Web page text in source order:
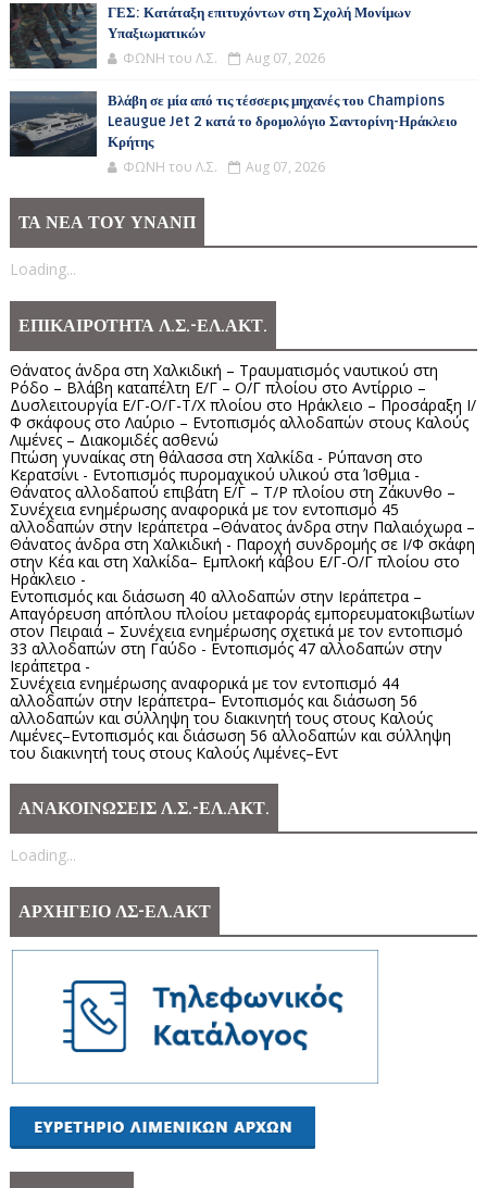
ΓΕΣ: Κατάταξη επιτυχόντων στη Σχολή Μονίμων
Υπαξιωματικών
ΦΩΝΗ του Λ.Σ. Aug 07, 2026
Βλάβη σε μία από τις τέσσερις μηχανές του Champions
Leaugue Jet 2 κατά το δρομολόγιο Σαντορίνη-Ηράκλειο
Κρήτης
ΦΩΝΗ του Λ.Σ. Aug 07, 2026
ΤΑ ΝΕΑ ΤΟΥ ΥΝΑΝΠ
Loading...
ΕΠΙΚΑΙΡΟΤΗΤΑ Λ.Σ.-ΕΛ.ΑΚΤ.
Θάνατος άνδρα στη Χαλκιδική – Τραυματισμός ναυτικού στη
Ρόδο – Βλάβη καταπέλτη Ε/Γ – Ο/Γ πλοίου στο Αντίρριο –
Δυσλειτουργία Ε/Γ-Ο/Γ-Τ/Χ πλοίου στο Ηράκλειο – Προσάραξη Ι/
Φ σκάφους στο Λαύριο – Εντοπισμός αλλοδαπών στους Καλούς
Λιμένες – Διακομιδές ασθενώ
Πτώση γυναίκας στη θάλασσα στη Χαλκίδα - Ρύπανση στο
Κερατσίνι - Εντοπισμός πυρομαχικού υλικού στα Ίσθμια -
Θάνατος αλλοδαπού επιβάτη Ε/Γ – Τ/Ρ πλοίου στη Ζάκυνθο –
Συνέχεια ενημέρωσης αναφορικά με τον εντοπισμό 45
αλλοδαπών στην Ιεράπετρα –Θάνατος άνδρα στην Παλαιόχωρα –
Θάνατος άνδρα στη Χαλκιδική - Παροχή συνδρομής σε Ι/Φ σκάφη
στην Κέα και στη Χαλκίδα– Εμπλοκή κάβου Ε/Γ-Ο/Γ πλοίου στο
Ηράκλειο -
Εντοπισμός και διάσωση 40 αλλοδαπών στην Ιεράπετρα –
Απαγόρευση απόπλου πλοίου μεταφοράς εμπορευματοκιβωτίων
στον Πειραιά – Συνέχεια ενημέρωσης σχετικά με τον εντοπισμό
33 αλλοδαπών στη Γαύδο - Εντοπισμός 47 αλλοδαπών στην
Ιεράπετρα -
Συνέχεια ενημέρωσης αναφορικά με τον εντοπισμό 44
αλλοδαπών στην Ιεράπετρα– Εντοπισμός και διάσωση 56
αλλοδαπών και σύλληψη του διακινητή τους στους Καλούς
Λιμένες–Εντοπισμός και διάσωση 56 αλλοδαπών και σύλληψη
του διακινητή τους στους Καλούς Λιμένες–Εντ
ΑΝΑΚΟΙΝΩΣΕΙΣ Λ.Σ.-ΕΛ.ΑΚΤ.
Loading...
ΑΡΧΗΓΕΙΟ ΛΣ-ΕΛ.ΑΚΤ